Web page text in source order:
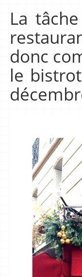
La
donc
le